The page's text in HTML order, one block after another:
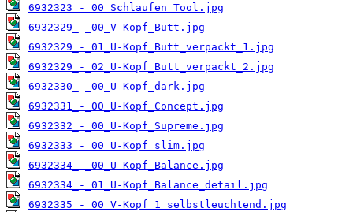
6932323_-_00_Schlaufen_Tool.jpg
6932329_-_00_V-Kopf_Butt.jpg
6932329_-_01_U-Kopf_Butt_verpackt_1.jpg
6932329_-_02_U-Kopf_Butt_verpackt_2.jpg
6932330_-_00_U-Kopf_dark.jpg
6932331_-_00_U-Kopf_Concept.jpg
6932332_-_00_U-Kopf_Supreme.jpg
6932333_-_00_U-Kopf_slim.jpg
6932334_-_00_U-Kopf_Balance.jpg
6932334_-_01_U-Kopf_Balance_detail.jpg
6932335_-_00_V-Kopf_1_selbstleuchtend.jpg